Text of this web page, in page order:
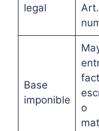
legal
Base
imponible
o